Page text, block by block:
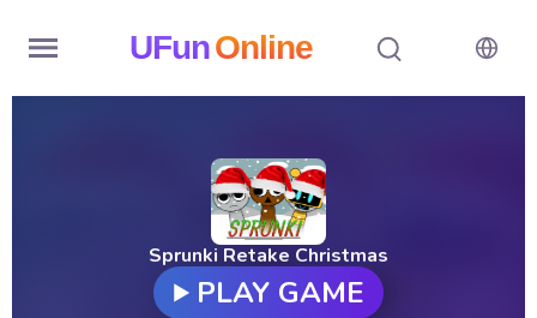
UFunOnline
Sprunki Retake Christmas
PLAY GAME